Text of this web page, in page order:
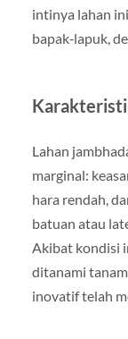
intinya lahan
bapak‑lapuk,
Lahan
marginal:
hara rendah,
batuan atau
Akibat kondisi
ditanami
inovatif telah